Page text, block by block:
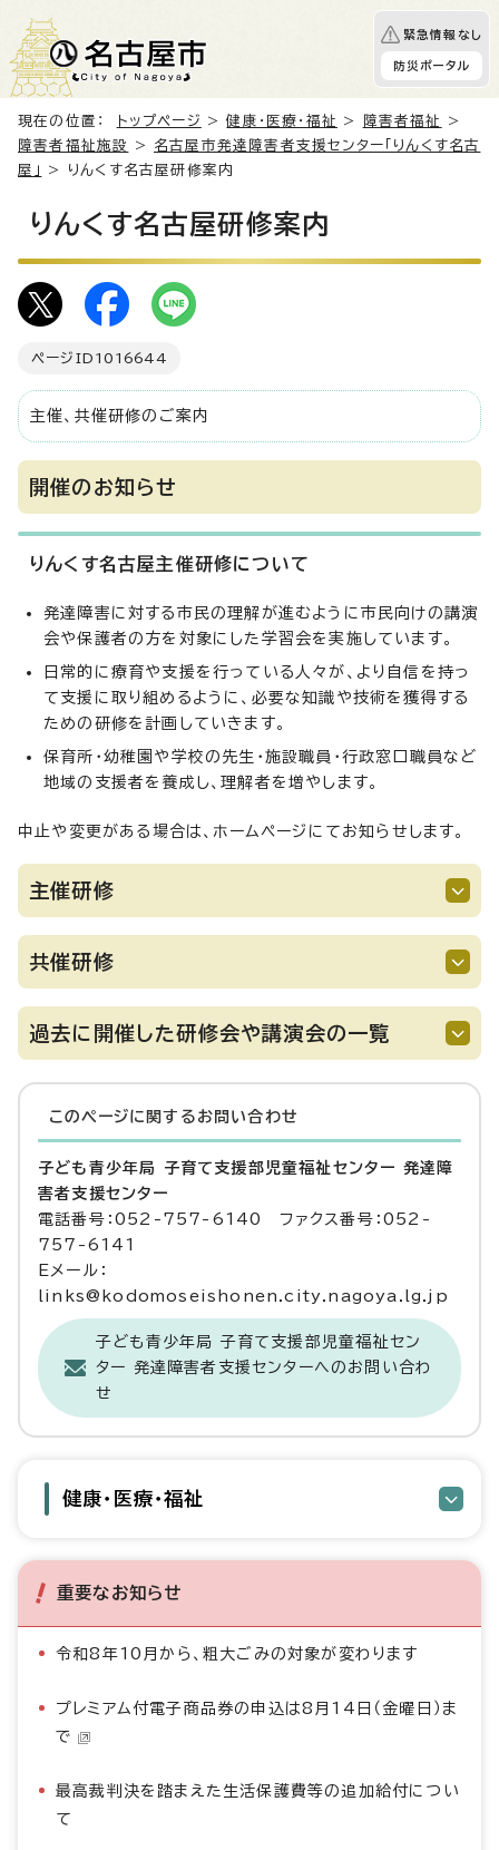
緊急情報なし
防災ポータル
現在の位置： トップページ >健康・医療・福祉 > 障害者福祉
>
障害者福祉施設
> 名古屋市発達障害者支援センター「りんくす名古
屋」
> りんくす名古屋研修案内
りんくす名古屋研修案内
ページID 1016644
主催、共催研修のご案内
開催のお知らせ
りんくす名古屋主催研修について
発達障害に対する市民の理解が進むように市民向けの講演
会や保護者の方を対象にした学習会を実施しています。
日常的に療育や支援を行っている人々が、より自信を持っ
て支援に取り組めるように、必要な知識や技術を獲得する
ための研修を計画していきます。
保育所・幼稚園や学校の先生・施設職員・行政窓口職員など
地域の支援者を養成し、理解者を増やします。
中止や変更がある場合は、ホームページにてお知らせします。
主催研修
共催研修
過去に開催した研修会や講演会の一覧
このページに関する お問い合わせ
子ども青少年局 子育て支援部児童福祉センター 発達障
害者支援センター
電話番号：052-757-6140 ファクス番号：052-
757-6141
Eメール：
links@kodomoseishonen.city.nagoya.lg.jp
子ども青少年局 子育て支援部児童福祉セン
ター 発達障害者支援センターへのお問い合わ
せ
健康・医療・福祉
重要なお知らせ
令和8年10月から、粗大ごみの対象が変わります
プレミアム付電子商品券の申込は8月14日（金曜日）ま
で
最高裁判決を踏まえた生活保護費等の追加給付につい
て